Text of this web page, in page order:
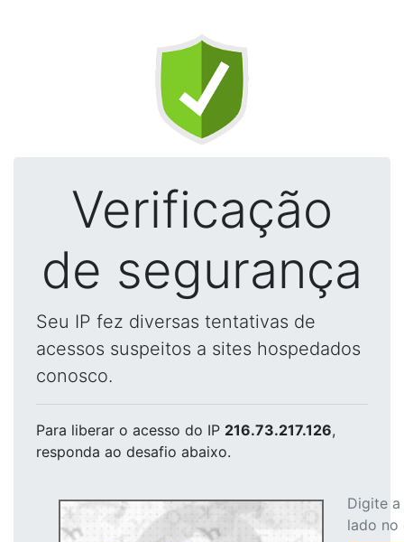
Verificação
de segurança
Seu IP fez diversas tentativas de
acessos suspeitos a sites hospedados
conosco.
Para liberar o acesso do IP 216.73.217.126,
responda ao desafio abaixo.
Digite
lado no